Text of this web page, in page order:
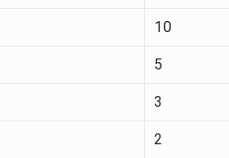
10
5
3
2